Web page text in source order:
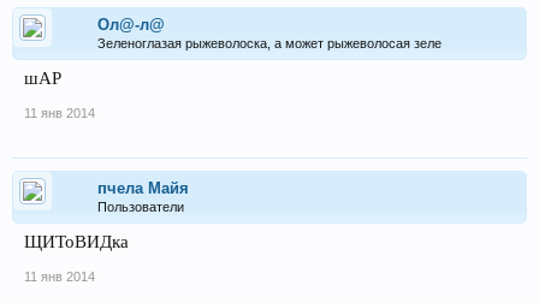
Ол@-л@
Зеленоглазая рыжеволоска, а может рыжеволосая зеле
шАР
11 янв 2014
пчела Майя
Пользователи
ЩИТоВИДка
11 янв 2014